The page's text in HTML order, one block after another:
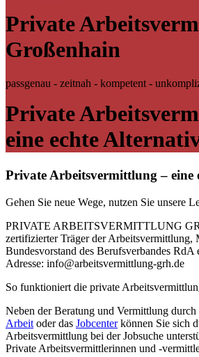
Private
Großenhain
passgenau - zeitnah - kompetent -
Private
eine echte
Private Arbeitsvermittlung – eine
Gehen Sie neue Wege, nutzen Sie unsere
PRIVATE ARBEITSVERMITTLUNG
zertifizierter Träger der Arbeitsvermittlung,
Bundesvorstand des
Adresse: info@arbeitsvermittlung-grh.de
So funktioniert die private
Neben der Beratung und Vermittlung durch
Arbeit oder das Jobcenterkönnen Sie sich
Arbeitsvermittlung bei der Jobsuche
Private Arbeitsvermittlerinnen und -